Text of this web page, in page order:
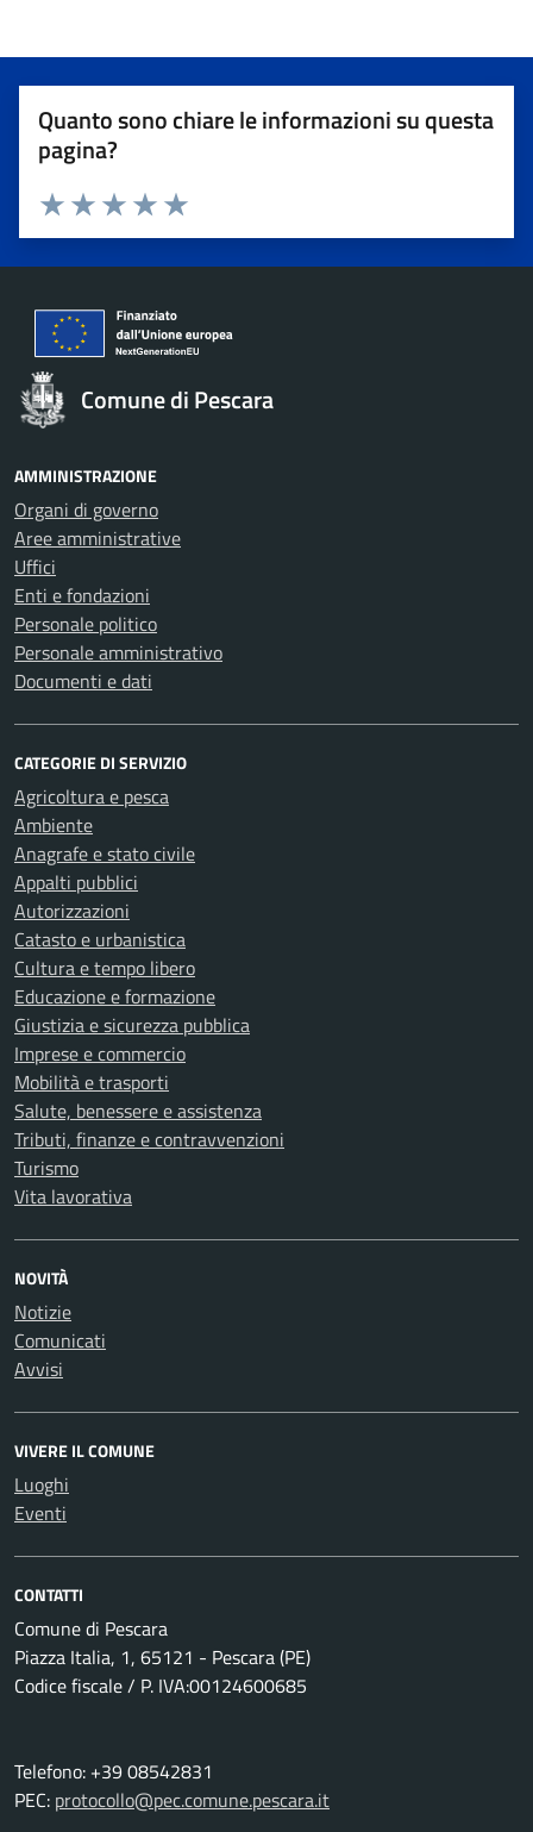
Quanto sono chiare le informazioni su questa
pagina?
Valuta 5 stelle su 5
Valuta 4 stelle su 5
Valuta 3 stelle su 5
Valuta 2 stelle su 5
Valuta 1 stelle su 5
Comune di Pescara
AMMINISTRAZIONE
Organi di governo
Aree amministrative
Uffici
Enti e fondazioni
Personale politico
Personale amministrativo
Documenti e dati
CATEGORIE DI SERVIZIO
Agricoltura e pesca
Ambiente
Anagrafe e stato civile
Appalti pubblici
Autorizzazioni
Catasto e urbanistica
Cultura e tempo libero
Educazione e formazione
Giustizia e sicurezza pubblica
Imprese e commercio
Mobilità e trasporti
Salute, benessere e assistenza
Tributi, finanze e contravvenzioni
Turismo
Vita lavorativa
NOVITÀ
Notizie
Comunicati
Avvisi
VIVERE IL COMUNE
Luoghi
Eventi
CONTATTI
Comune di Pescara
Piazza Italia, 1, 65121 - Pescara (PE)
Codice fiscale / P. IVA:00124600685
Telefono: +39 08542831
PEC: protocollo@pec.comune.pescara.it